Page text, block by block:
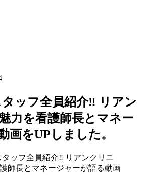
タッフ全員紹介‼︎ リアン
力を看護師長とマネー
画をUPしました。